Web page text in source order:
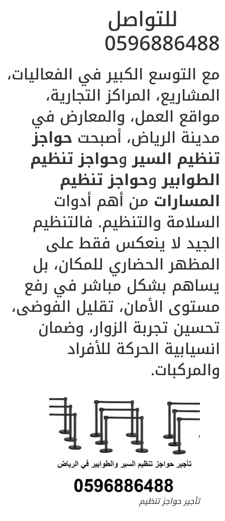
للتواصل
0596886488
مع التوسع الكبير في الفعاليات،
المشاريع، المراكز التجارية،
مواقع العمل، والمعارض في
مدينة الرياض، أصبحت حواجز
تنظيم السيروحواجز تنظيم
الطوابيروحواجز تنظيم
المسارات من أهم أدوات
السلامة والتنظيم. فالتنظيم
الجيد لا ينعكس فقط على
المظهر الحضاري للمكان، بل
يساهم بشكل مباشر في رفع
مستوى الأمان، تقليل الفوضى،
تحسين تجربة الزوار، وضمان
انسيابية الحركة للأفراد
والمركبات.
تأجير حواجز تنظيم